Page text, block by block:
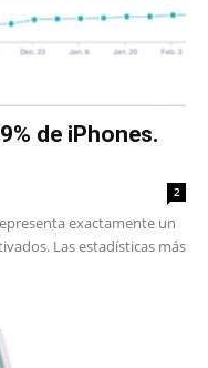
de iPhones.
2
exactamente un
Las estadísticas más